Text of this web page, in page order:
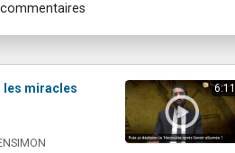
les miracles
6:11